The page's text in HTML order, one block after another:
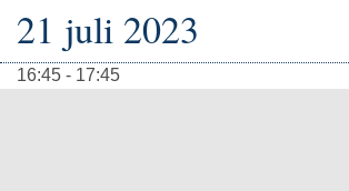
21 juli 2023
16:45 - 17:45